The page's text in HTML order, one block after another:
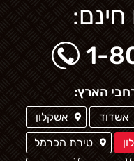
חינם:
1-
הארץ:
אשדוד
אשקלון
טירת הכרמל